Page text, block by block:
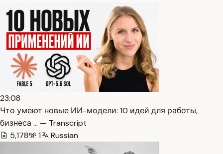
23:08
Что умеют новые ИИ-модели: 10 идей для работы,
бизнеса … — Transcript
5,178
1 Russian